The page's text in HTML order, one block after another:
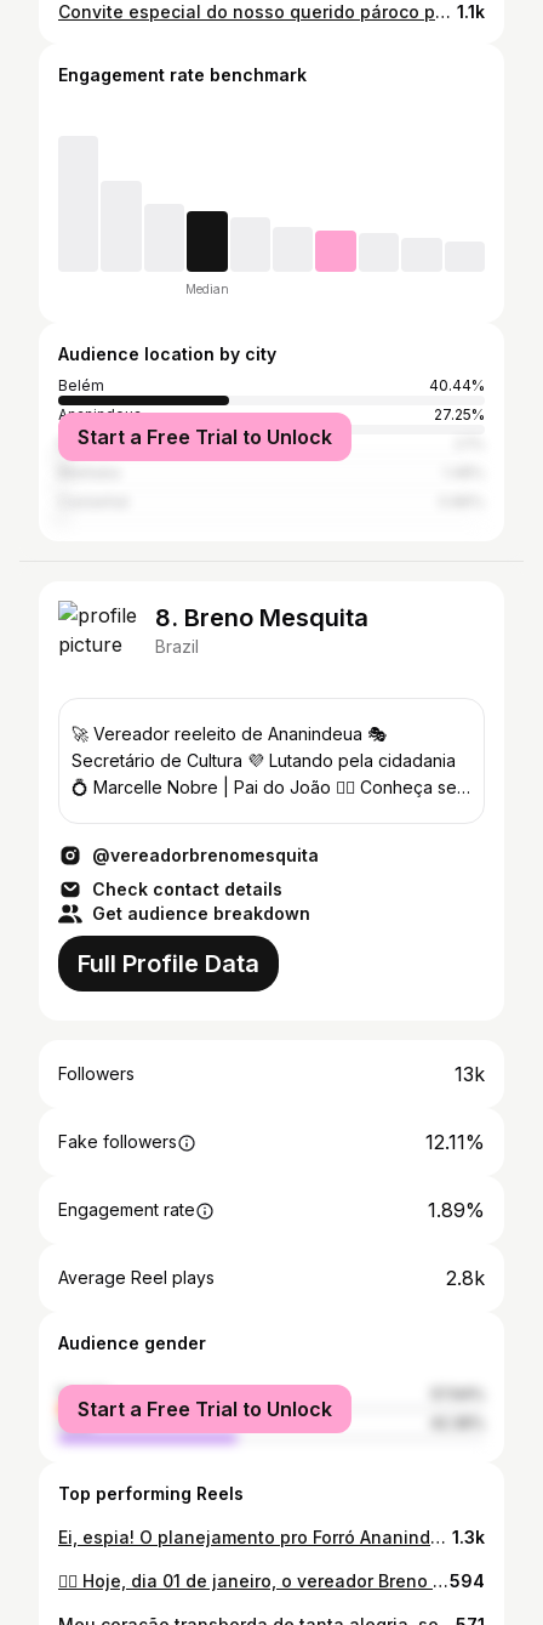
Convite especial do nosso querido pároco para você, Filho de Maria! ❤️🌿 #domingoderamos #semanasanta #santuariodasgraças #ananindeua 1.1k
Engagement rate benchmark
Median
Audience location by city
Belém
40.44%
Ananindeua
27.25%
Manaus
Start a Free Trial to Unlock
8. Breno Mesquita
Brazil
🚀 Vereador reeleito de Ananindeua 🎭
Secretário de Cultura 💜 Lutando pela cidadania
💍 Marcelle Nobre | Pai do João 👇🏻 Conheça seu
@vereadorbrenomesquita
Check contact details
Get audience breakdown
Full Profile Data
Followers 13k
Fake followers 12.11%
Engagement rate 1.89%
Average Reel plays 2.8k
Audience gender
female
male
Start a Free Trial to Unlock
Top performing Reels
Ei, espia! O planejamento pro Forró Ananindeua 2025 já começou e por aqui estamos muito animados. Anota aí, nossa festa vai acontecer nos dia 27, 28 e 29 de junho. 👏🏼 1.3k
✍🏻 Hoje, dia 01 de janeiro, o vereador Breno Mesquita, o mais atuante de Ananindeua, foi oficialmente empossado para exercer o seu terceiro mandato como representante da nossa população na Câmara Municipal! 🏛️ 💪🏻 Meu compromisso e trabalho com Ananindeua continua, sempre ao lado do nosso prefeito @doutordanielsantos 💜🫶🏻594